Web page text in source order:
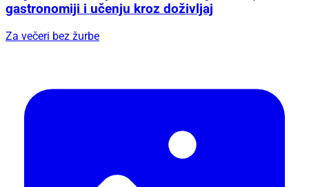
gastronomiji i učenju kroz doživljaj
Za večeri bez žurbe